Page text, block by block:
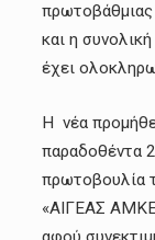
και η
έχει
Η νέα
παραδοθέντα
πρωτοβουλία
«ΑΙΓΕΑΣ